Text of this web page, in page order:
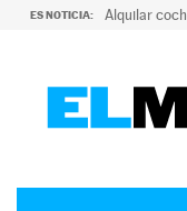
ES NOTICIA: Alquilar
ELÉCTRICOS